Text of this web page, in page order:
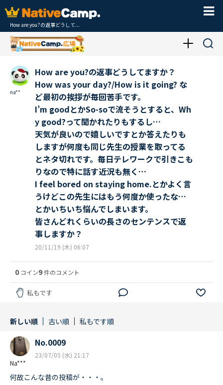
How are you?の返事どうして...
na**
How are you?の返事どうしてますか？
How was your day?/How is it going? な
ど最初の挨拶が毎回苦手です。
I’m goodとかSo-soで流そうとすると、Wh
y good?って聞かれたりもするし…
天気が良いので嬉しいですとか答えたりも
しますが何度も同じ先生の授業を取ってる
とネタ切れです。毎日テレワークで引きこも
りなので特に話す近況も無く…
I feel bored on staying home.とかよく言
うけどこの先生にはもう何度か使ったな…
とかいちいち悩んでしまいます。
皆さんどれくらいの長さのセンテンスで返
事しますか？
20/11/19 (木) 06:07
0 コイン9件のコメント
私もです
新しい順 古い順 私もです順
Na***
No.0009
23/07/05 (水) 21:17
何故こんな昔の投稿が・・・。